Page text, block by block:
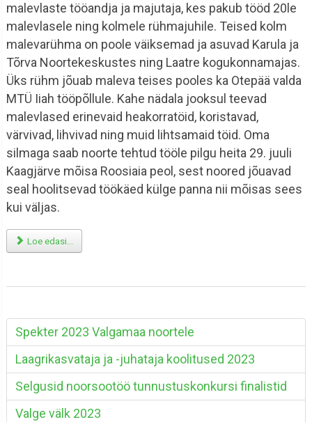
malevlaste tööandja ja majutaja, kes pakub tööd 20le
malevlasele ning kolmele rühmajuhile. Teised kolm
malevarühma on poole väiksemad ja asuvad Karula ja
Tõrva Noortekeskustes ning Laatre kogukonnamajas.
Üks rühm jõuab maleva teises pooles ka Otepää valda
MTÜ Iiah tööpõllule. Kahe nädala jooksul teevad
malevlased erinevaid heakorratöid, koristavad,
värvivad, lihvivad ning muid lihtsamaid töid. Oma
silmaga saab noorte tehtud tööle pilgu heita 29. juuli
Kaagjärve mõisa Roosiaia peol, sest noored jõuavad
seal hoolitsevad töökäed külge panna nii mõisas sees
kui väljas.
Loe edasi...
Spekter 2023 Valgamaa noortele
Laagrikasvataja ja -juhataja koolitused 2023
Selgusid noorsootöö tunnustuskonkursi finalistid
Valge välk 2023